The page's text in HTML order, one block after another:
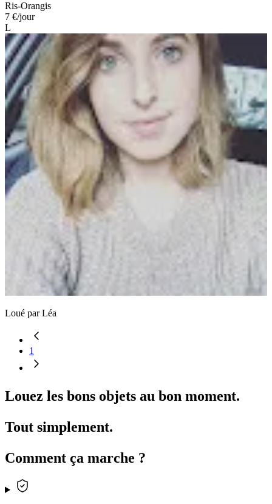
Ris-Orangis
7 €/jour
L
Loué parLéa
1
Louez les bons objets au bon moment.
Tout simplement.
Comment ça marche ?